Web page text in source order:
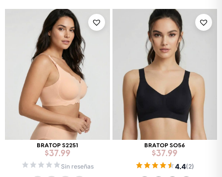
BRATOP S2251
$37.99
Sin reseñas
BRATOP S056
$37.99
4.4(2)